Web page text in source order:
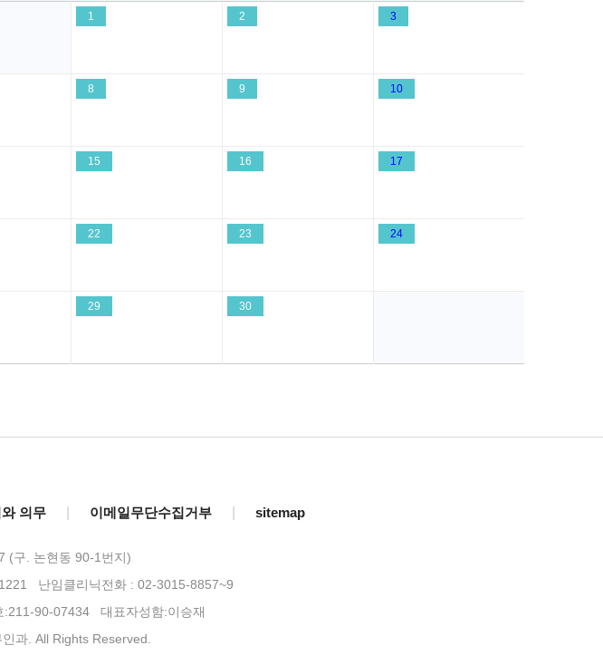
1 2 3
8 9 10
15 16 17
22 23 24
29 30
의무 이메일무단수집거부 sitemap
(구. 논현동 90-1번지)
난임클리닉전화 : 02-3015-8857~9
90-07434 대표자성함:이승재
과. All Rights Reserved.